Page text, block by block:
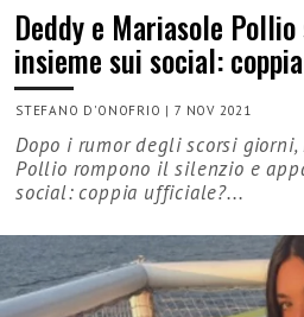
Deddy e Mariasole
insieme sui social:
STEFANO D'ONOFRIO |7 NOV 2021
Dopo i rumor degli scorsi giorni,
Pollio rompono il silenzio e
social: coppia ufficiale?...